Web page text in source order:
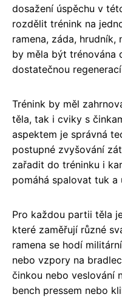
dosažení úspěchu v
rozdělit trénink na
ramena, záda,
by měla být trénována
dostatečnou
Trénink by měl
těla, tak i cviky s
aspektem je správná
postupné zvyšování
zařadit do tréninku i
pomáhá spalovat tuk a
Pro každou partii těla
které zaměřují různé
ramena se hodí
nebo vzpory na
činkou nebo veslování
bench pressem nebo